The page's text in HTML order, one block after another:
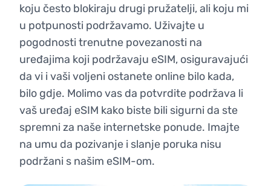
koju često blokiraju drugi pružatelji, ali koju mi
u potpunosti podržavamo. Uživajte u
pogodnosti trenutne povezanosti na
uređajima koji podržavaju eSIM, osiguravajući
da vi i vaši voljeni ostanete online bilo kada,
bilo gdje. Molimo vas da potvrdite podržava li
vaš uređaj eSIM kako biste bili sigurni da ste
spremni za naše internetske ponude. Imajte
na umu da pozivanje i slanje poruka nisu
podržani s našim eSIM-om.